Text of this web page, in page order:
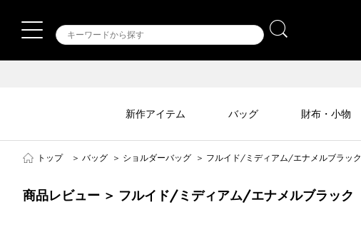
新作アイテム バッグ 財布・小物
トップ ＞ バッグ ＞ ショルダーバッグ ＞ フルイド/ミディアム/エナメルブラック
商品レビュー ＞ フルイド/ミディアム/エナメルブラック